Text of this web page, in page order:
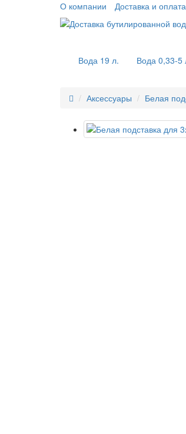
О компании Доставка и оплата
Вода 19 л. Вода 0,33-5
Аксессуары Белая